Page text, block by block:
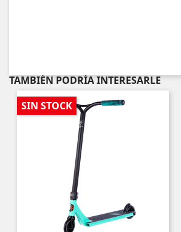
TAMBIÉN PODRÍA INTERESARLE
SIN STOCK